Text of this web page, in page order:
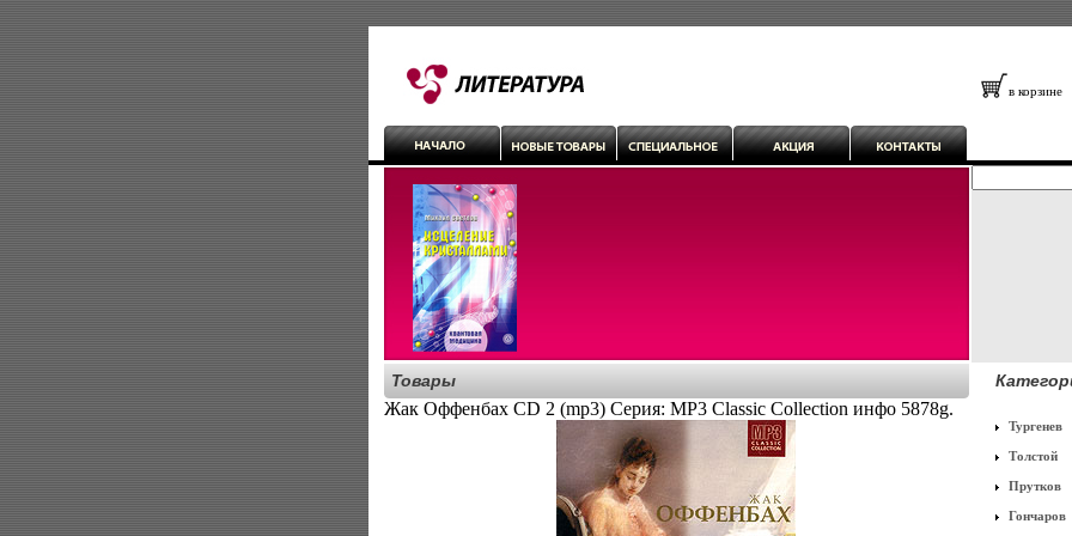
в корзине
Товары
Жак Оффенбах CD 2 (mp3) Серия: MP3 Classic Collection инфо 5878g.
Тургенев
Толстой
Прутков
Гончаров